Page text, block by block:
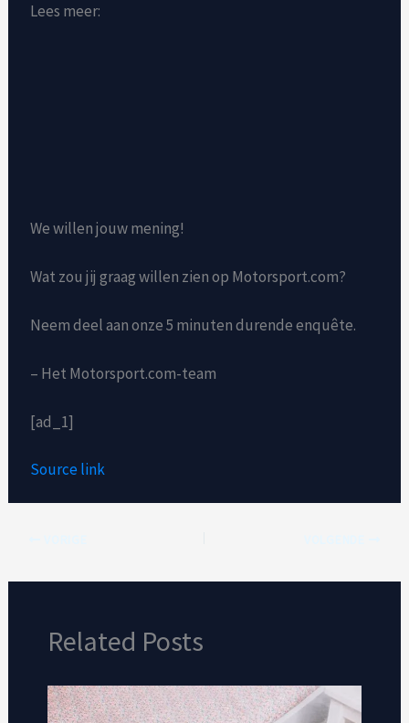
Lees meer:
We willen jouw mening!
Wat zou jij graag willen zien op Motorsport.com?
Neem deel aan onze 5 minuten durende enquête.
– Het Motorsport.com-team
[ad_1]
Source link
Related Posts